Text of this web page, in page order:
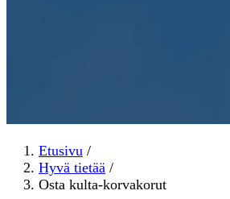
Etusivu /
Hyvä tietää /
Osta kulta-korvakorut